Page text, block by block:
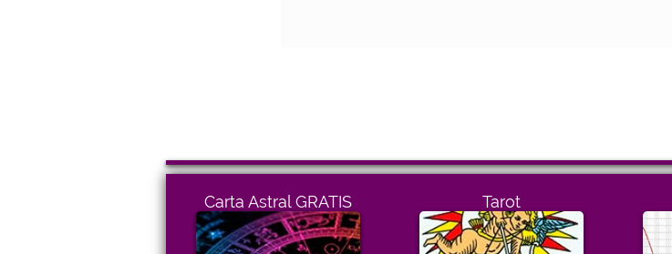
Carta Astral GRATIS Tarot